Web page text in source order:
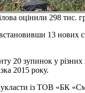
оцінили 298 тис.
13 нових
зупинок у різних
2015 року.
укласти із ТОВ «БК